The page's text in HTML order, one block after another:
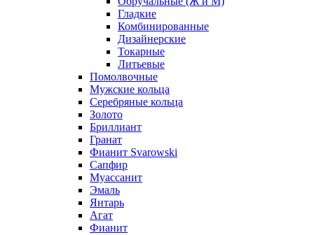
Гладкие
Комбинированные
Дизайнерские
Токарные
Литьевые
Помолвочные
Мужские кольца
Серебряные кольца
Золото
Бриллиант
Гранат
Фианит Svarowski
Сапфир
Муассанит
Эмаль
Янтарь
Агат
Фианит